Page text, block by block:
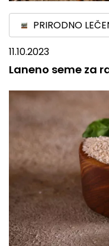
PRIRODNO
11.10.2023
Laneno seme za